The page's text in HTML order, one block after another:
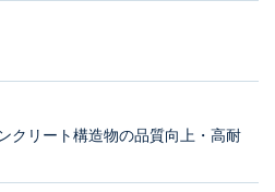
クリート構造物の品質向上・高耐